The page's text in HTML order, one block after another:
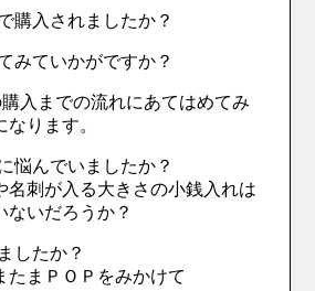
入されましたか？
ていかがですか？
入までの流れにあてはめてみ
ります。
んでいましたか？
名刺が入る大きさの小銭入れは
ないだろうか？
したか？
たまＰＯＰをみかけて